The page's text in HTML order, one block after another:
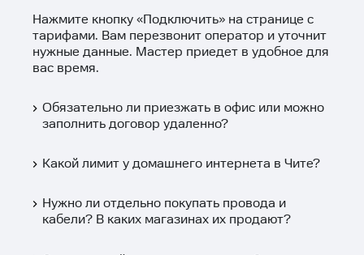
Нажмите кнопку «Подключить» на странице с
тарифами. Вам перезвонит оператор и уточнит
нужные данные. Мастер приедет в удобное для
вас время.
Обязательно ли приезжать в офис или можно
заполнить договор удаленно?
Какой лимит у домашнего интернета в Чите?
Нужно ли отдельно покупать провода и
кабели? В каких магазинах их продают?